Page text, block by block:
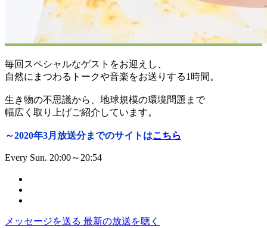
毎回スペシャルなゲストをお迎えし、
自然にまつわるトークや音楽をお送りする1時間。
生き物の不思議から、地球規模の環境問題まで
幅広く取り上げご紹介しています。
～2020年3月放送分までのサイトはこちら
Every Sun. 20:00～20:54
メッセージを送る 最新の放送を聴く